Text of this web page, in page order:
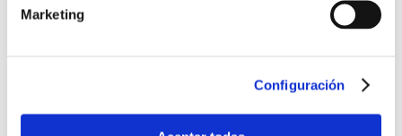
Marketing
Configuración
al mercado de Arabia Saudí